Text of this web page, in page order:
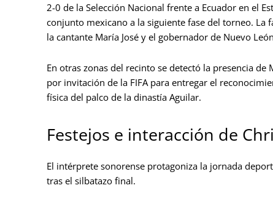
2-0 de la Selección Nacional frente a Ecuador en el
conjunto mexicano a la siguiente fase del torneo. La
la cantante María José y el gobernador de Nuevo
En otras zonas del recinto se detectó la presencia
por invitación de la FIFA para entregar el
física del palco de la dinastía Aguilar.
Festejos e interacción de
El intérprete sonorense protagoniza la jornada
tras el silbatazo final.